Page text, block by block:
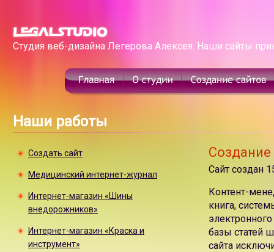
Студия веб-дизайна Легерова Алексея. Наши сайты
Наши работы
Создать сайт
Медицинский интернет-журнал
Интернет-магазин «Шины
внедорожников»
Интернет-магазин «Краска и
инструмент»
Создание
Сайт создан
Контент-
книга,
базы статей
сайта